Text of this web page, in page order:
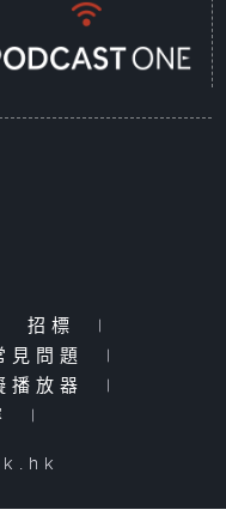
招標
|
見問題
|
播放器
|
|